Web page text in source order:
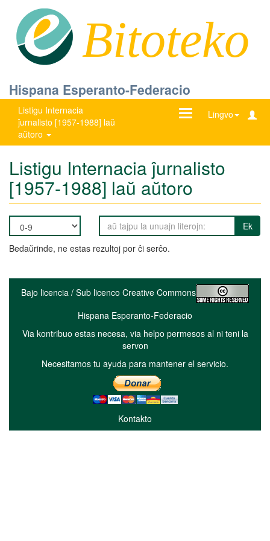
Bitoteko
Hispana Esperanto-Federacio
Listigu Internacia
ĵurnalisto [1957-1988] laŭ
aŭtoro
Lingvo
Ŝanĝu
Listigu Internacia ĵurnalisto
[1957-1988] laŭ aŭtoro
Ek
Bedaŭrinde, ne estas rezultoj por ĉi serĉo.
Bajo licencia / Sub licenco Creative Commons
Hispana Esperanto-Federacio
Via kontribuo estas necesa, via helpo permesos al ni teni la
servon
Necesitamos tu ayuda para mantener el servicio.
Kontakto